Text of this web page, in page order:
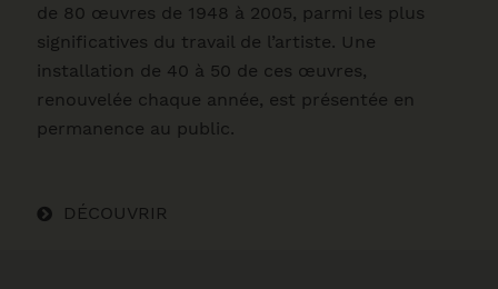
de 80 œuvres de 1948 à 2005, parmi les plus
significatives du travail de l’artiste. Une
installation de 40 à 50 de ces œuvres,
renouvelée chaque année, est présentée en
permanence au public.
DÉCOUVRIR